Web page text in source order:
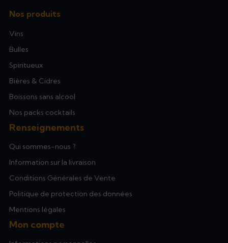
Nos produits
Vins
Bulles
Spiritueux
Bières & Cidres
Boissons sans alcool
Nos packs cocktails
Renseignements
Qui sommes-nous ?
Information sur la livraison
Conditions Générales de Vente
Politique de protection des données
Mentions légales
Mon compte